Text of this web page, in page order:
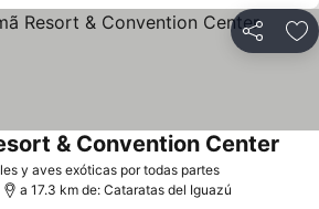
Compartir
y aves exóticas por todas partes
& Convention Center
a 17.3 km de: Cataratas del Iguazú